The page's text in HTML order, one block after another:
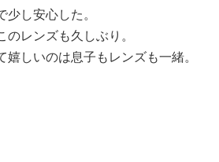
し安心した。
レンズも久しぶり。
しいのは息子もレンズも一緒。